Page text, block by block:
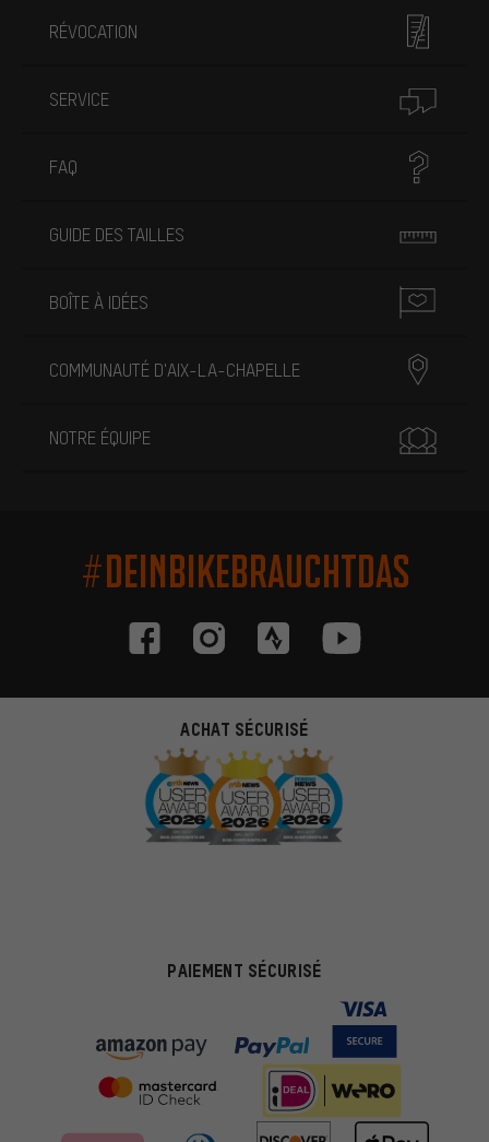
RÉVOCATION
SERVICE
FAQ
GUIDE DES TAILLES
BOÎTE À IDÉES
COMMUNAUTÉ D'AIX-LA-CHAPELLE
NOTRE ÉQUIPE
#DEINBIKEBRAUCHTDAS
ACHAT SÉCURISÉ
PAIEMENT SÉCURISÉ